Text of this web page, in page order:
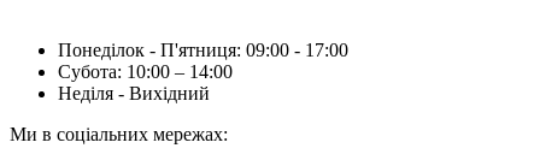
Понеділок - П'ятниця: 09:00 - 17:00
Субота: 10:00 – 14:00
Неділя - Вихідний
Ми в соціальних мережах: